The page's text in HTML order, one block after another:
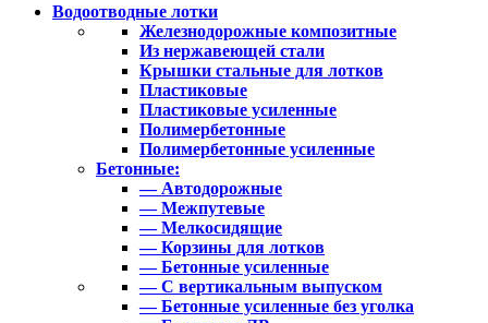
Водоотводные лотки
Железнодорожные композитные
Из нержавеющей стали
Крышки стальные для лотков
Пластиковые
Пластиковые усиленные
Полимербетонные
Полимербетонные усиленные
Бетонные:
— Автодорожные
— Межпутевые
— Мелкосидящие
— Корзины для лотков
— Бетонные усиленные
— С вертикальным выпуском
— Бетонные усиленные без уголка